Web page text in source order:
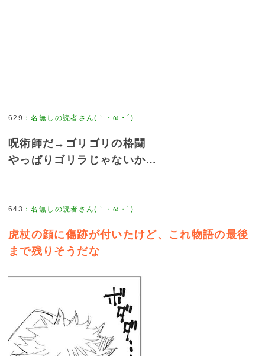
629 ：名無しの読者さん(｀・ω・´)
呪術師だ→ゴリゴリの格闘
やっぱりゴリラじゃないか…
643 ：名無しの読者さん(｀・ω・´)
虎杖の顔に傷跡が付いたけど、これ物語の最後
まで残りそうだな